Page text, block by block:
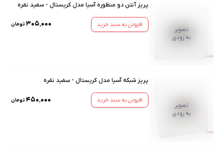
تصویر
به زودی
پریز آنتن دو منظوره آسیا مدل کریستال - سفید نقره
افزودن به سبد خرید ۳۰۵٬۰۰۰ تومان
تصویر
به زودی
پریز شبکه آسیا مدل کریستال - سفید نقره
افزودن به سبد خرید ۴۵۰٬۰۰۰ تومان